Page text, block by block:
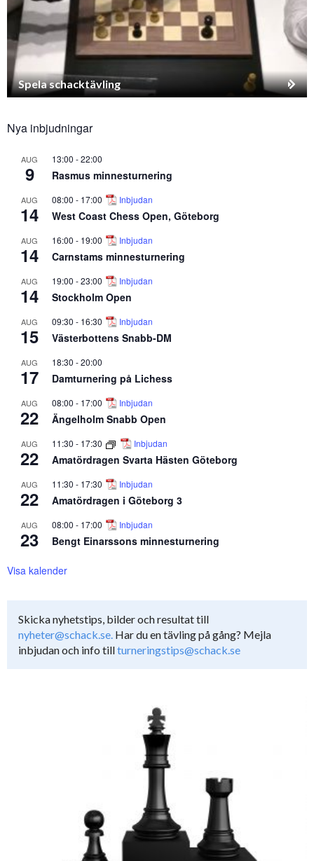
Spela schacktävling
Nya inbjudningar
AUG
9
13:00 -22:00
Rasmus minnesturnering
AUG
14
08:00 - 17:00 Inbjudan
West Coast Chess Open, Göteborg
AUG
14
16:00 - 19:00 Inbjudan
Carnstams minnesturnering
AUG
14
19:00 -23:00 Inbjudan
Stockholm Open
AUG
15
09:30 - 16:30 Inbjudan
Västerbottens Snabb-DM
AUG
17
18:30 -20:00
Damturnering på Lichess
AUG
22
08:00 - 17:00 Inbjudan
Ängelholm Snabb Open
AUG
22
11:30 - 17:30 Inbjudan
Amatördragen Svarta Hästen Göteborg
AUG
22
11:30 - 17:30 Inbjudan
Amatördragen i Göteborg 3
AUG
23
08:00 - 17:00 Inbjudan
Bengt Einarssons minnesturnering
Visa kalender
Skicka nyhetstips, bilder och resultat till
nyheter@schack.se. Har du en tävling på gång? Mejla
inbjudan och info tillturneringstips@schack.se